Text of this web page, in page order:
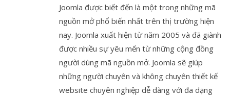
Joomla được biết đến là một trong những mã
nguồn mở phổ biến nhất trên thị trường hiện
nay. Joomla xuất hiện từ năm 2005 và đã giành
được nhiều sự yêu mến từ những cộng đồng
người dùng mã nguồn mở. Joomla sẽ giúp
những người chuyên và không chuyên thiết kế
website chuyên nghiệp dễ dàng với đa dạng